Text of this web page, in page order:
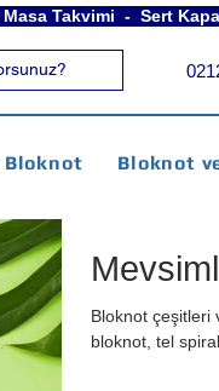
Takvimi  -  Sert
Bloknot Bloknot
Bloknot çeşitleri
bloknot, tel